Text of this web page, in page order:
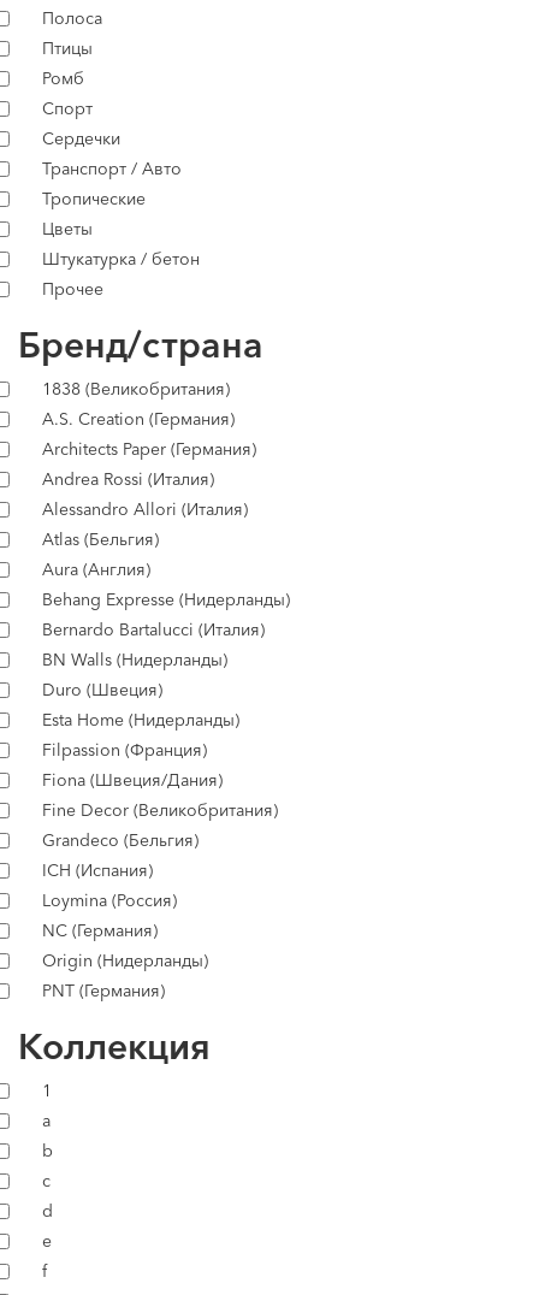
Полоса
Птицы
Ромб
Спорт
Сердечки
Транспорт / Авто
Тропические
Цветы
Штукатурка / бетон
Прочее
Бренд/страна
1838 (Великобритания)
A.S. Creation (Германия)
Architects Paper (Германия)
Andrea Rossi (Италия)
Alessandro Allori (Италия)
Atlas (Бельгия)
Aura (Англия)
Behang Expresse (Нидерланды)
Bernardo Bartalucci (Италия)
BN Walls (Нидерланды)
Duro (Швеция)
Esta Home (Нидерланды)
Filpassion (Франция)
Fiona (Швеция/Дания)
Fine Decor (Великобритания)
Grandeco (Бельгия)
ICH (Испания)
Loymina (Россия)
NC (Германия)
Origin (Нидерланды)
PNT (Германия)
Коллекция
1
a
b
c
d
e
f